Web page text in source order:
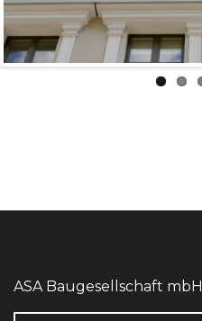
ASA Baugesellschaft mbH